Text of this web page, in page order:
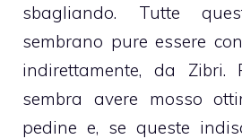
sbagliando. Tutte
sembrano pure essere
indirettamente, da Zibri.
sembra avere mosso
pedine e, se queste